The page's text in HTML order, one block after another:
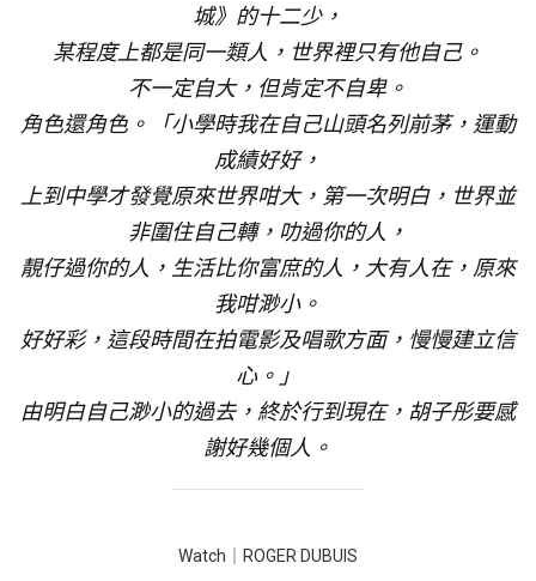
城》的十二少，
某程度上都是同一類人，世界裡只有他自己。
不一定自大，但肯定不自卑。
角色還角色。「小學時我在自己山頭名列前茅，運動
成績好好，
上到中學才發覺原來世界咁大，第一次明白，世界並
非圍住自己轉，叻過你的人，
靚仔過你的人，生活比你富庶的人，大有人在，原來
我咁渺小。
好好彩，這段時間在拍電影及唱歌方面，慢慢建立信
心。」
由明白自己渺小的過去，終於行到現在，胡子彤要感
謝好幾個人。
Watch｜ROGER DUBUIS